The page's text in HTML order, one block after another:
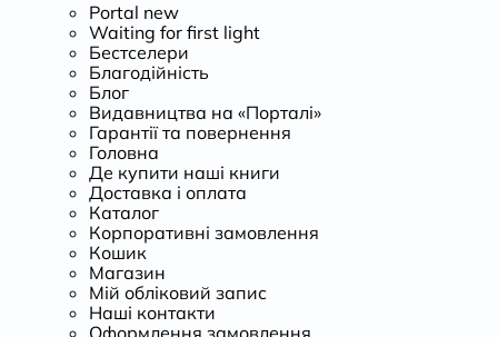
Portal new
Waiting for first light
Бестселери
Благодійність
Блог
Видавництва на «Порталі»
Гарантії та повернення
Головна
Де купити наші книги
Доставка і оплата
Каталог
Корпоративні замовлення
Кошик
Магазин
Мій обліковий запис
Наші контакти